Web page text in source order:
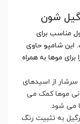
شون
مناسب برای
این شامپو حاوی
موها به همراه
سرشار از اسیدهای
موها کمک می
می شود.
به تثبیت رنگ